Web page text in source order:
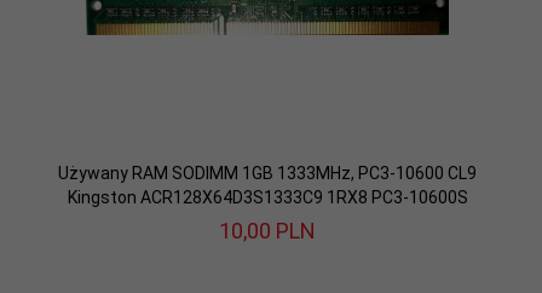
Używany RAM SODIMM 1GB 1333MHz, PC3-10600 CL9
Kingston ACR128X64D3S1333C9 1RX8 PC3-10600S
10,00 PLN